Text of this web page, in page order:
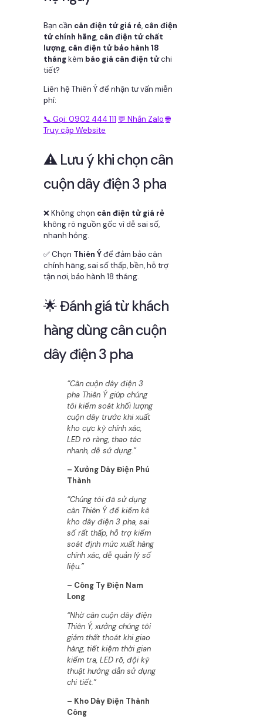
Bạn cần cân điện tử giá rẻ, cân điện
tử chính hãng, cân điện tử chất
lượng, cân điện tử bảo hành 18
thángkèm báo giá cân điện tửchi
tiết?
Liên hệ Thiên Ý để nhận tư vấn miễn
phí:
📞 Gọi: 0902 444 111 💬 Nhắn Zalo 🌐
Truy cập Website
⚠️ Lưu ý khi chọn cân
cuộn dây điện 3 pha
❌ Không chọn cân điện tử giá rẻ
không rõ nguồn gốc vì dễ sai số,
nhanh hỏng.
✅ Chọn Thiên Ýđể đảm bảo cân
chính hãng, sai số thấp, bền, hỗ trợ
tận nơi, bảo hành 18 tháng.
🌟 Đánh giá từ khách
hàng dùng cân cuộn
dây điện 3 pha
“Cân cuộn dây điện 3
pha Thiên Ý giúp chúng
tôi kiểm soát khối lượng
cuộn dây trước khi xuất
kho cực kỳ chính xác,
LED rõ ràng, thao tác
nhanh, dễ sử dụng.”
– Xưởng Dây Điện Phú
Thành
“Chúng tôi đã sử dụng
cân Thiên Ý để kiểm kê
kho dây điện 3 pha, sai
số rất thấp, hỗ trợ kiểm
soát định mức xuất hàng
chính xác, dễ quản lý số
liệu.”
– Công Ty Điện Nam
Long
“Nhờ cân cuộn dây điện
Thiên Ý, xưởng chúng tôi
giảm thất thoát khi giao
hàng, tiết kiệm thời gian
kiểm tra, LED rõ, đội kỹ
thuật hướng dẫn sử dụng
chi tiết.”
– Kho Dây Điện Thành
Công